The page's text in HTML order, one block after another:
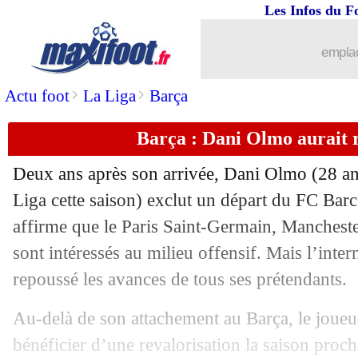
Actu foot> La Liga> Barça
Les Infos du
Barça : Dani Olmo aurait
Deux ans après son arrivée, Dani Olmo (28
Liga cette saison) exclut un départ du FC
affirme que le Paris Saint-Germain,
sont intéressés au milieu offensif. Mais
repoussé les avances de tous ses prétendants.
Au-delà de son attachement au Barça, le
bénéficier d’une revalorisation la saison
Danemark : nouveau malaise pour
07/06 OM: Balerdi, le staff médical accusé
: le retour de Der Zakarian se
07/06 EdF: Rudi Garcia rend hommage à
07/06 Barça: l'aveu de Yamal sur le Ballon
07/06 Feyenoord : Van Persie, c'est fini ?
07/06 Irlande du Nord: O'Neill encense la
Brésil : Wesley remplacé par Ederson